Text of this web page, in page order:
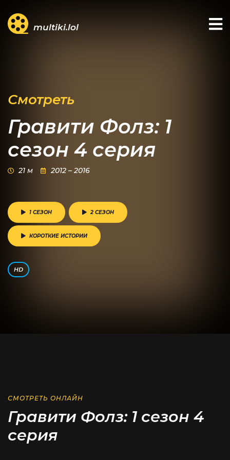
multiki.lol
Смотреть
Гравити Фолз: 1
сезон 4 серия
21 м 2012 – 2016
HD
1 СЕЗОН 2 СЕЗОН
КОРОТКИЕ ИСТОРИИ
СМОТРЕТЬ ОНЛАЙН
Гравити Фолз: 1 сезон 4
серия